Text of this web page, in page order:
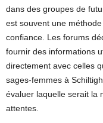
dans des groupes de
est souvent une
confiance. Les forums
fournir des informations
directement avec celles
sages-femmes à
évaluer laquelle serait la
attentes.